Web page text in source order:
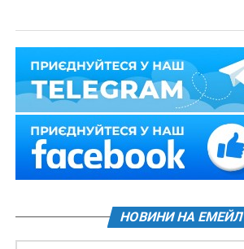
НОВИНИ НА ЕМЕЙЛ